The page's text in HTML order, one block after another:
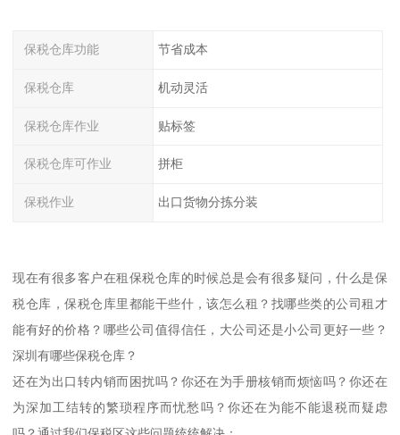
保税仓库功能 节省成本
保税仓库 机动灵活
保税仓库作业 贴标签
保税仓库可作业 拼柜
保税作业 出口货物分拣分装
现在有很多客户在租保税仓库的时候总是会有很多疑问，什么是保
税仓库，保税仓库里都能干些什，该怎么租？找哪些类的公司租才
能有好的价格？哪些公司值得信任，大公司还是小公司更好一些？
深圳有哪些保税仓库？
还在为出口转内销而困扰吗？你还在为手册核销而烦恼吗？你还在
为深加工结转的繁琐程序而忧愁吗？你还在为能不能退税而疑虑